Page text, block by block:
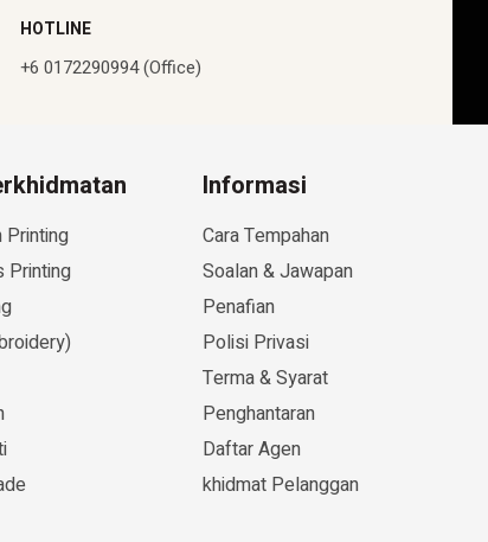
HOTLINE
+6 0172290994 (Office)
Printing
Printing
Informasi
Cara Tempahan
Soalan & Jawapan
Penafian
Polisi Privasi
Terma & Syarat
Penghantaran
Daftar Agen
khidmat Pelanggan